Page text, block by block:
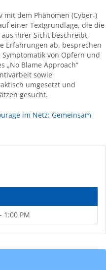
mit dem Phänomen (Cyber-)
einer Textgrundlage, die die
ihrer Sicht beschreibt,
Erfahrungen ab, besprechen
von Opfern und
„No Blame Approach“
sowie
umgesetzt und
gesucht.
im Netz: Gemeinsam
1:00 PM